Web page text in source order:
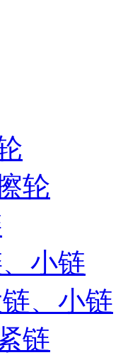
轮
小链
、小链
链